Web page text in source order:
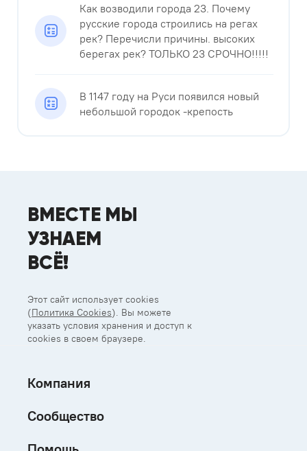
Как возводили города 23. Почему
русские города строились на регах
рек? Перечисли причины. высоких
берегах рек? ТОЛЬКО 23 СРОЧНО!!!!!
В 1147 году на Руси появился новый
небольшой городок -крепость
ВМЕСТЕ МЫ
УЗНАЕМ
ВСЁ!
Этот сайт использует cookies
(Политика Cookies). Вы можете
указать условия хранения и доступ к
cookies в своем браузере.
Компания
Сообщество